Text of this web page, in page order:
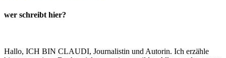
wer schreibt hier?
Hallo, ICH BIN CLAUDI, Journalistin und Autorin. Ich erzähle